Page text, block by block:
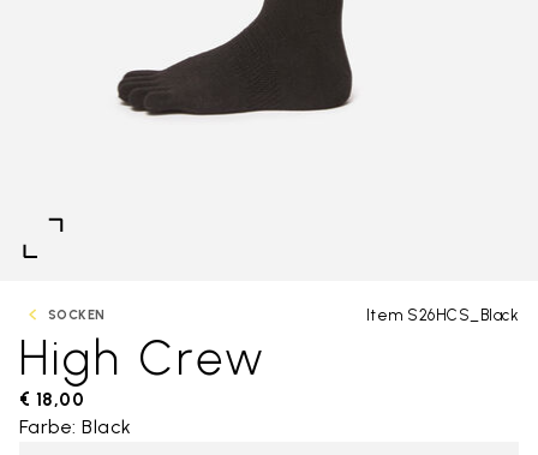
SOCKEN Item S26HCS_Black
High Crew
€ 18,00
Farbe: Black